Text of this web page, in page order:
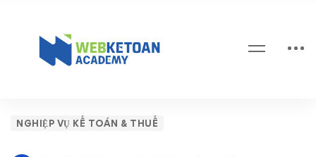
Doanh
NGHIỆP VỤ KẾ TOÁN & THUẾ